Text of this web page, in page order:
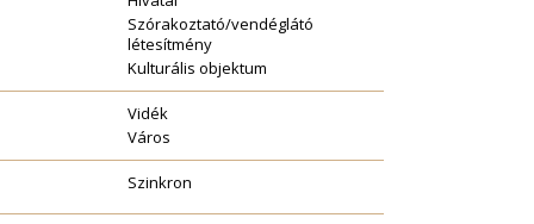
Szórakoztató/vendéglátó
létesítmény
Kulturális objektum
Vidék
Város
Szinkron